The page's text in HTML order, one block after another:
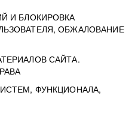
И БЛОКИРОВКА
ОБЖАЛОВАНИЕ
САЙТА.
ФУНКЦИОНАЛА,